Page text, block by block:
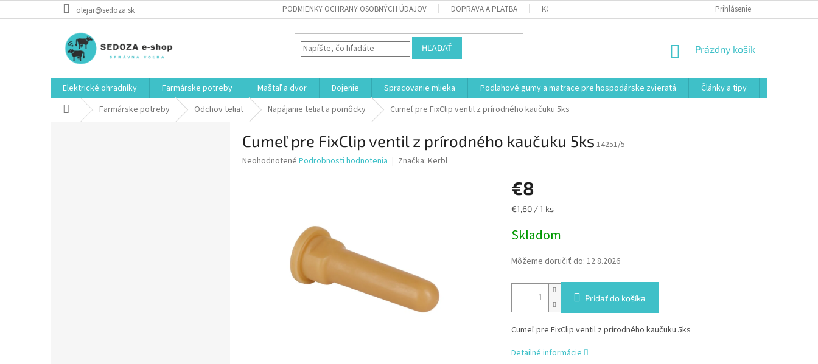
na
olejar@sedoza.sk PODMIENKY OCHRANY OSOBNÝCH ÚDAJOV DOPRAVA A PLATBA KONTAKT VŠEOBECNÉ OBCHODNÉ PODMIENKY POSTUP
Prihlásenie
HĽADAŤ
NÁKUPNÝ
Prázdny košík
Elektrické ohradníky Farmárske potreby Maštaľ a dvor Dojenie Spracovanie mlieka Podlahové gumy a matrace pre hospodárske zvieratá Články a tipy
DomovFarmárske potreby Odchov teliat Napájanie teliat a pomôcky Cumeľ pre FixClip ventil z prírodného kaučuku 5ks
Cumeľ pre FixClip ventil z prírodného kaučuku 5ks 14251/5
Priemerné
Neohodnotené Podrobnosti hodnotenia Značka: Kerbl
€8
Jednotková
€1,60 / 1 ks
Skladom
Môžeme doručiť do: 12.8.2026
Pridať do košíka
Cumeľ pre FixClip ventil z prírodného kaučuku 5ks
Detailné informácie